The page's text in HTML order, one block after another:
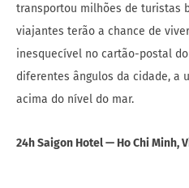
transportou milhões de turistas
viajantes terão a chance de
inesquecível no cartão-postal
diferentes ângulos da cidade, a
acima do nível do mar.
24h Saigon Hotel — Ho Chi Minh,